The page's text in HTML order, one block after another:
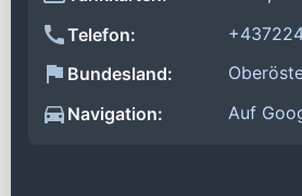
Telefon:
Bundesland:
Navigation:
Auf